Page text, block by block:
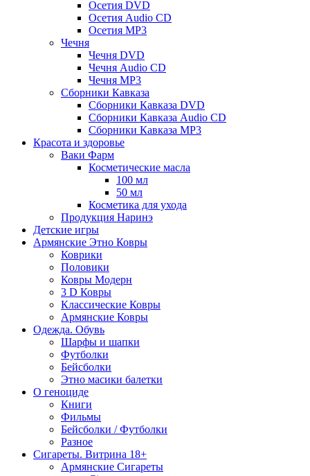
Осетия DVD
Осетия Audio CD
Осетия MP3
Чечня
Чечня DVD
Чечня Audio CD
Чечня MP3
Сборники Кавказа
Сборники Кавказа DVD
Сборники Кавказа Audio CD
Сборники Кавказа MP3
Красота и здоровье
Ваки Фарм
Косметические масла
100 мл
50 мл
Косметика для ухода
Продукция Наринэ
Детские игры
Армянские Этно Ковры
Коврики
Половики
Ковры Модерн
3 D Ковры
Классические Ковры
Армянские Ковры
Одежда. Обувь
Шарфы и шапки
Футболки
Бейсболки
Этно масики балетки
О геноциде
Книги
Фильмы
Бейсболки / Футболки
Разное
Сигареты. Витрина 18+
Армянские Сигареты